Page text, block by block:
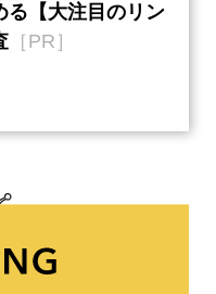
る【大注目のリン
［PR］